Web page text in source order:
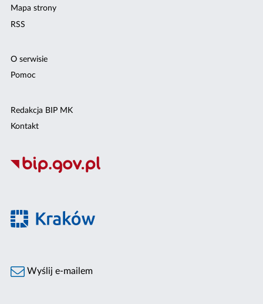
Mapa strony
RSS
O serwisie
Pomoc
Redakcja BIP MK
Kontakt
Wyślij e-mailem